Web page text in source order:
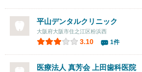
平山デンタルクリニック
大阪府大阪市住之江区粉浜西
3.10 1件
医療法人 真芳会 上田歯科医院